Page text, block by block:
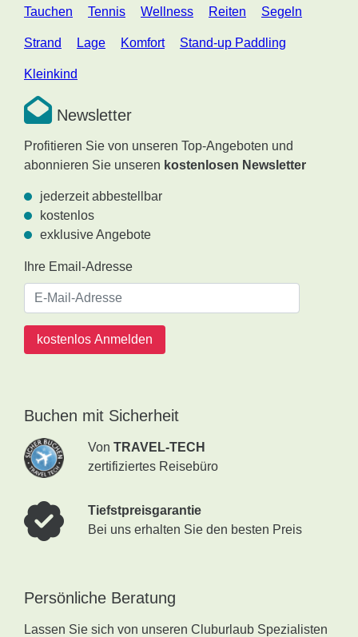
Tauchen Tennis Wellness Reiten Segeln
Strand Lage Komfort Stand-up Paddling
Kleinkind
Newsletter
Profitieren Sie von unseren Top-Angeboten und
abonnieren Sie unseren kostenlosen Newsletter
jederzeit abbestellbar
kostenlos
exklusive Angebote
Ihre Email-Adresse
kostenlos Anmelden
Buchen mit Sicherheit
Von TRAVEL-TECH
zertifiziertes Reisebüro
Tiefstpreisgarantie
Bei uns erhalten Sie den besten Preis
Persönliche Beratung
Lassen Sie sich von unseren Cluburlaub Spezialisten